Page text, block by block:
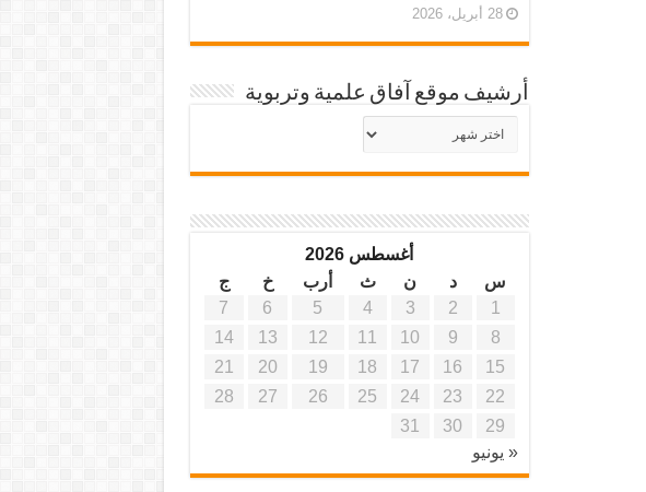
28 أبريل، 2026
أرشيف موقع آفاق علمية وتربوية
أرشيف
موقع
أغسطس 2026
س
د ن ث أرب خ
ج
1
2
3
4
5
6
7
8
9
10
11
12
13
14
15
16
17
18
19
20
21
22
23
24
25
26
27
28
29
30
31
« يونيو